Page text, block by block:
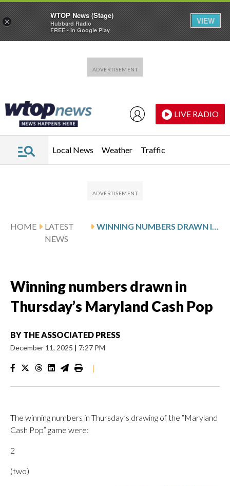
LIVE RADIO
Local News Weather Traffic
HOME
LATEST
NEWS
WINNING NUMBERS DRAWN IN THURSDAY’S MARYLAND CASH POP
Winning numbers drawn in
Thursday’s Maryland Cash Pop
BY THE ASSOCIATED PRESS
December 11, 2025 | 7:27 PM
|
The winning numbers in Thursday’s drawing of the “Maryland
Cash Pop” game were:
2
(two)
×
WTOP News (Stage)
Hubbard Radio
FREE - In Google Play
VIEW